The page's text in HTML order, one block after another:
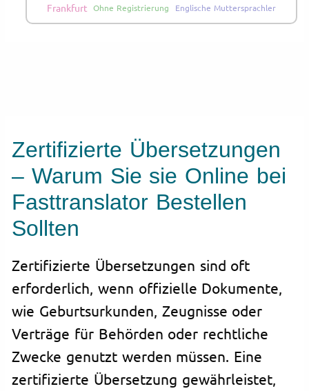
Frankfurt Ohne Registrierung Englische Muttersprachler
Zertifizierte Übersetzungen
– Warum Sie sie Online bei
Fasttranslator Bestellen
Sollten
Zertifizierte Übersetzungen sind oft
erforderlich, wenn offizielle Dokumente,
wie Geburtsurkunden, Zeugnisse oder
Verträge für Behörden oder rechtliche
Zwecke genutzt werden müssen. Eine
zertifizierte Übersetzung gewährleistet,